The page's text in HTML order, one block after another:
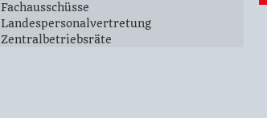
Fachausschüsse
Landespersonalvertretung
Zentralbetriebsräte